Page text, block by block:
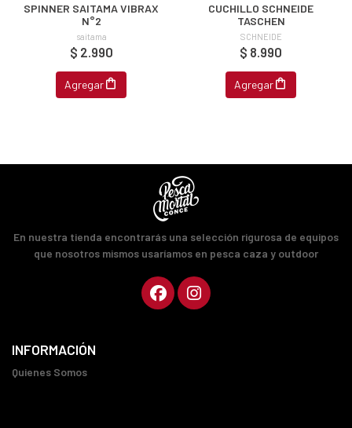
SPINNER SAITAMA VIBRAX
N°2
saitama
$ 2.990
Agregar
CUCHILLO SCHNEIDE
TASCHEN
SCHNEIDE
$ 8.990
Agregar
En nuestra tienda encontrarás una selección rigurosa de equipos
que nosotros mismos usaríamos en pesca caza y outdoor
INFORMACIÓN
Quienes Somos